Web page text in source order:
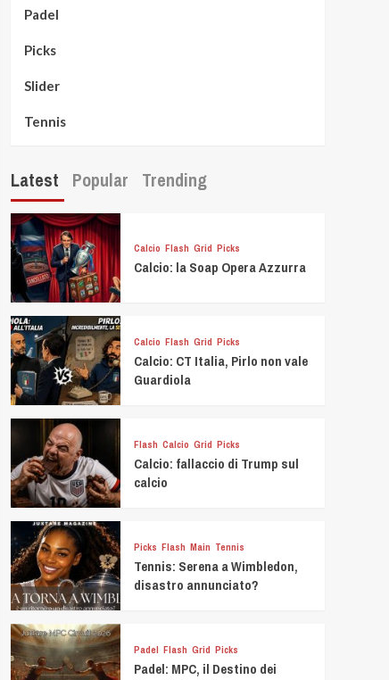
Padel
Picks
Slider
Tennis
Latest Popular Trending
Calcio Flash Grid Picks
Calcio: la Soap Opera Azzurra
Calcio Flash Grid Picks
Calcio: CT Italia, Pirlo non vale
Guardiola
Flash Calcio Grid Picks
Calcio: fallaccio di Trump sul
calcio
Picks Flash Main Tennis
Tennis: Serena a Wimbledon,
disastro annunciato?
Padel Flash Grid Picks
Padel: MPC, il Destino dei